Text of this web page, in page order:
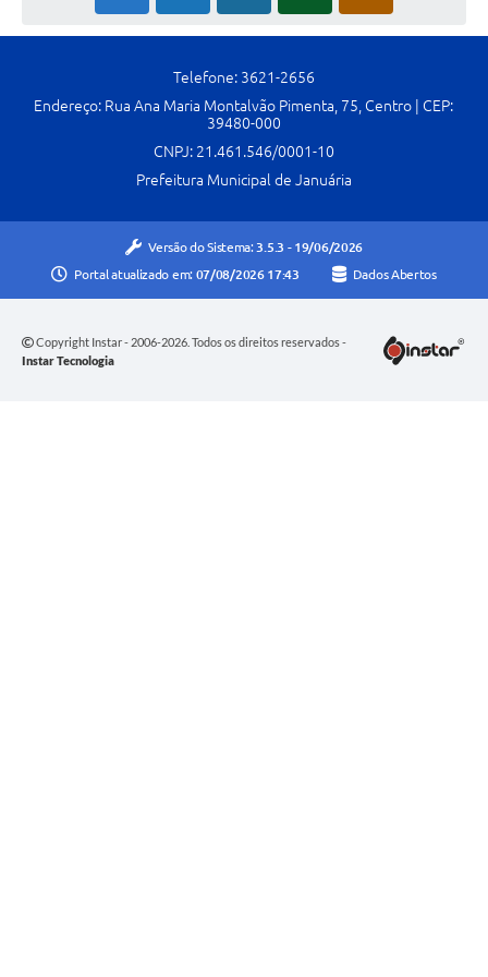
Telefone: 3621-2656
Endereço: Rua Ana Maria Montalvão Pimenta, 75, Centro | CEP:
39480-000
CNPJ: 21.461.546/0001-10
Prefeitura Municipal de Januária
Versão do Sistema: 3.5.3 - 19/06/2026
Portal atualizado em: 07/08/2026 17:43 Dados Abertos
Copyright Instar - 2006-2026. Todos os direitos reservados -
Instar Tecnologia